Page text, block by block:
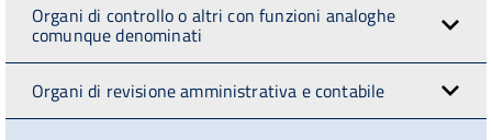
Organi di controllo o altri con funzioni analoghe
comunque denominati
Organi di revisione amministrativa e contabile